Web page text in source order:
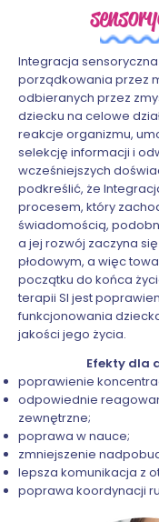
Integracja
porządkowania przez
odbieranych przez
dziecku na celowe
reakcje organizmu,
selekcję informacji i
wcześniejszych
podkreślić, że
procesem, który
świadomością,
a jej rozwój zaczyna
płodowym, a więc
początku do końca
terapii SI jest
funkcjonowania
jakości jego życia.
Efekty dla
poprawienie
odpowiednie
zewnętrzne;
poprawa w nauce;
zmniejszenie
lepsza komunikacja z
poprawa koordynacji